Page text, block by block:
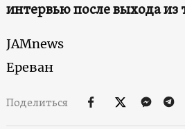
интервью после выхода
JAMnews
Ереван
Поделиться